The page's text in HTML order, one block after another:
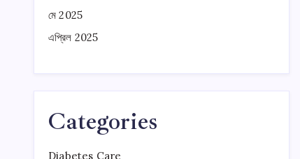
মে 2025
এপ্রিল 2025
Categories
Diabetes Care